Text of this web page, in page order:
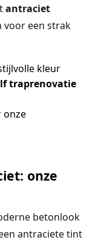
antraciet
een strak
kleur
traprenovatie
onze
onze
betonlook
antraciete tint